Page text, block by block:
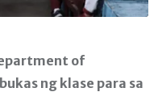
of
ng klase para sa